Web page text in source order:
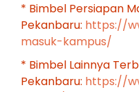
* Bimbel Persiapan
Pekanbaru: https://
masuk-kampus/
* Bimbel Lainnya
Pekanbaru: https://